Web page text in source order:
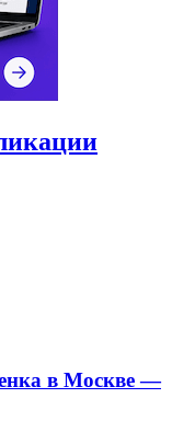
в Москве —